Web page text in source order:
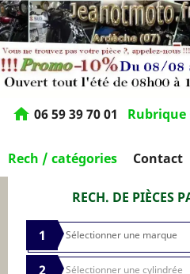
home 06 59 39 70 01 Rubrique
Rech / catégories Contact
RECH. DE PIÈCES
1
2